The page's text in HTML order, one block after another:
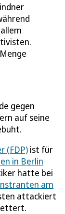
gegen
auf seine
(FDP) ist für
in Berlin
hatte bei
am
attackiert